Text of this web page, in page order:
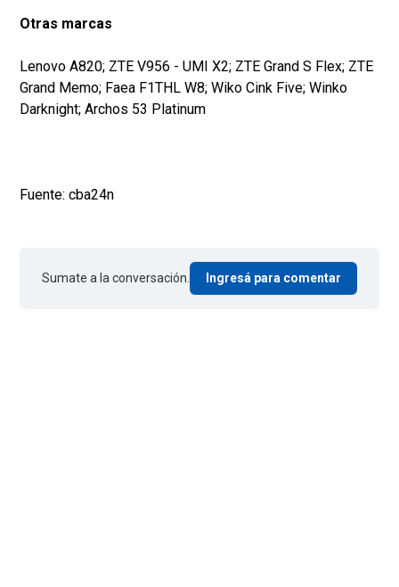
Otras marcas
Lenovo A820; ZTE V956 - UMI X2; ZTE Grand S Flex; ZTE
Grand Memo; Faea F1THL W8; Wiko Cink Five; Winko
Darknight; Archos 53 Platinum
Fuente: cba24n
Sumate a la conversación. Ingresá para comentar